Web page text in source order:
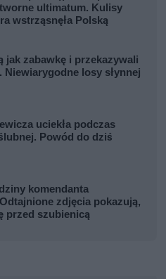
ultimatum. Kulisy
wstrząsnęła Polską
jak zabawkę i przekazywali
Niewiarygodne losy słynnej
uciekła podczas
Powód do dziś
komendanta
zdjęcia pokazują,
przed szubienicą